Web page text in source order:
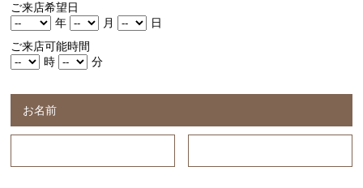
ご来店希望日
年
月
日
ご来店可能時間
時
分
お名前